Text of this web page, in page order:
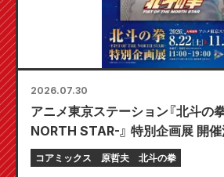
2026.07.30
アニメ東京ステーション『北斗の
NORTH STAR-』 特別企画展 開
コアミックス 原哲夫 北斗の拳